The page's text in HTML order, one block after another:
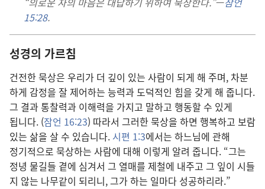
15:28.
성경의 가르침
건전한 묵상은 우리가 더 깊이 있는 사람이 되게 해 주며, 차분
하게 감정을 잘 제어하는 능력과 도덕적인 힘을 갖게 해 줍니다.
그 결과 통찰력과 이해력을 가지고 말하고 행동할 수 있게
됩니다. (잠언 16:23) 따라서 그러한 묵상을 하면 행복하고 보람
있는 삶을 살 수 있습니다. 시편 1:3에서는 하느님에 관해
정기적으로 묵상하는 사람에 대해 이렇게 알려 줍니다. “그는
정녕 물길들 곁에 심겨서 그 열매를 제철에 내주고 그 잎이 시들
지 않는 나무같이 되리니, 그가 하는 일마다 성공하리라.”